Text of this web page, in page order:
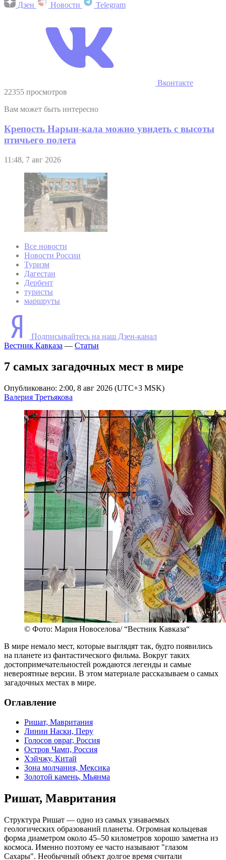
Дзен Новости Telegram
Вконтакте
22355 просмотров
Вам может быть интересно
Крепость Нарын-кала можно увидеть с высоты
птичьего полета
11:48, 7 авг 2026
Все новости
Новости России
Туризм
Дагестан
Дербент
туристы
маршруты
Подписывайтесь на наш Дзен-канал
Вестник Кавказа — Статьи
7 самых загадочных мест в мире
Опубликовано: 2:00, 8 авг 2026 (UTC+3 MSK)
Валерия Третьякова
© Фото: Мария Новоселова/ “Вестник Кавказа“
В мире немало мест, которые выглядят так, будто появились
на планете из фантастического фильма. Вокруг таких
достопримечательностей рождаются легенды и самые
невероятные версии. В этом материале рассказываем о самых
загадочных местах в мире.
Оглавление
Ришат, Мавритания
Линии Наски, Перу
Голосов овраг, Россия
Остров Чамп, Россия
Хэйчжу, Китай
Зона молчания, Мексика
Золотой камень, Мьянма
Ришат, Мавритания
Структура Ришат — одно из самых узнаваемых
геологических образований планеты. Огромная кольцевая
форма диаметром около 45–50 километров хорошо заметна из
космоса. Именно поэтому ее часто называют "глазом
Сахары". Необычный объект долгое время считали